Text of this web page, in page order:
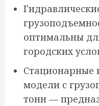
оптимальны
городских
Стационарные
модели с
тонн —